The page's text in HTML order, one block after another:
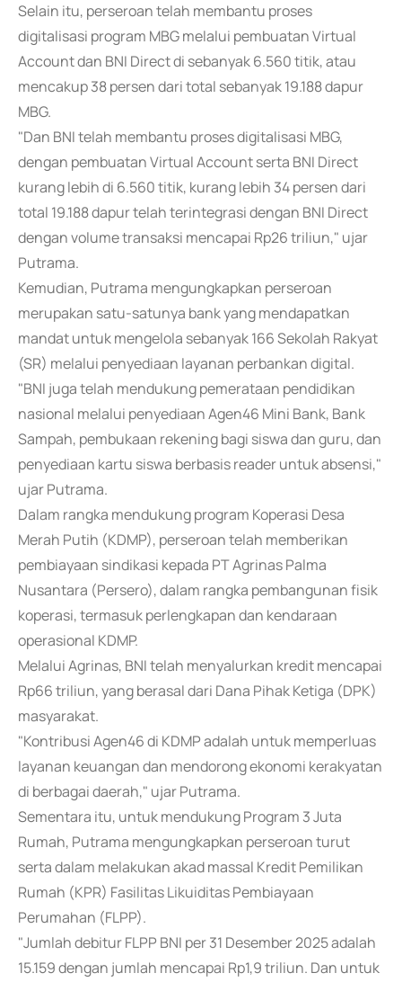
Selain itu, perseroan telah membantu proses
digitalisasi program MBG melalui pembuatan Virtual
Account dan BNI Direct di sebanyak 6.560 titik, atau
mencakup 38 persen dari total sebanyak 19.188 dapur
MBG.
"Dan BNI telah membantu proses digitalisasi MBG,
dengan pembuatan Virtual Account serta BNI Direct
kurang lebih di 6.560 titik, kurang lebih 34 persen dari
total 19.188 dapur telah terintegrasi dengan BNI Direct
dengan volume transaksi mencapai Rp26 triliun," ujar
Putrama.
Kemudian, Putrama mengungkapkan perseroan
merupakan satu-satunya bank yang mendapatkan
mandat untuk mengelola sebanyak 166 Sekolah Rakyat
(SR) melalui penyediaan layanan perbankan digital.
"BNI juga telah mendukung pemerataan pendidikan
nasional melalui penyediaan Agen46 Mini Bank, Bank
Sampah, pembukaan rekening bagi siswa dan guru, dan
penyediaan kartu siswa berbasis reader untuk absensi,"
ujar Putrama.
Dalam rangka mendukung program Koperasi Desa
Merah Putih (KDMP), perseroan telah memberikan
pembiayaan sindikasi kepada PT Agrinas Palma
Nusantara (Persero), dalam rangka pembangunan fisik
koperasi, termasuk perlengkapan dan kendaraan
operasional KDMP.
Melalui Agrinas, BNI telah menyalurkan kredit mencapai
Rp66 triliun, yang berasal dari Dana Pihak Ketiga (DPK)
masyarakat.
"Kontribusi Agen46 di KDMP adalah untuk memperluas
layanan keuangan dan mendorong ekonomi kerakyatan
di berbagai daerah," ujar Putrama.
Sementara itu, untuk mendukung Program 3 Juta
Rumah, Putrama mengungkapkan perseroan turut
serta dalam melakukan akad massal Kredit Pemilikan
Rumah (KPR) Fasilitas Likuiditas Pembiayaan
Perumahan (FLPP).
"Jumlah debitur FLPP BNI per 31 Desember 2025 adalah
15.159 dengan jumlah mencapai Rp1,9 triliun. Dan untuk